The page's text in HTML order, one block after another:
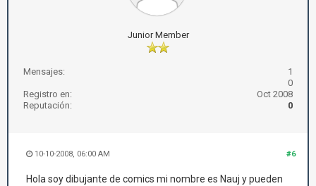
Junior Member
Mensajes:
1
0
Registro en:
Oct 2008
Reputación:
0
#6
10-10-2008, 06:00 AM
Hola soy dibujante de comics mi nombre es Nauj y pueden